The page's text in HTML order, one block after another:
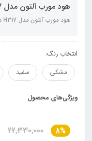
هود مورب آلتون مدل H317 در سه رنگ
هود مورب آلتون مدل H317 در سه رنگ
انتخاب رنگ:
مشکی
سفید
ویژگی‌های محصول
8%
22,330,000